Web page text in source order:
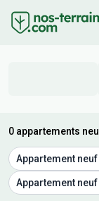
0 appartements
Appartement
Appartement